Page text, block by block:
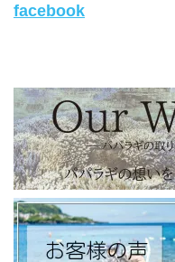
旬な海の情報はコチラから
日々の活動状況や報告はX
https://x.com/
【パパラギダイビングス
お得なイベント告知やツア
https://papalagi-blog.com/
◆YouTubeチャンネル登録
https://www.youtube.com/
facebook